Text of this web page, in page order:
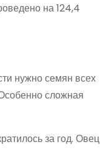
на 124,4
нужно семян всех
сложная
за год. Овец